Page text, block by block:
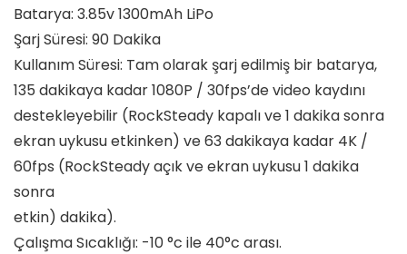
Batarya: 3.85v 1300mAh LiPo
Şarj Süresi: 90 Dakika
Kullanım Süresi: Tam olarak şarj edilmiş bir batarya,
135 dakikaya kadar 1080P / 30fps’de video kaydını
destekleyebilir (RockSteady kapalı ve 1 dakika sonra
ekran uykusu etkinken) ve 63 dakikaya kadar 4K /
60fps (RockSteady açık ve ekran uykusu 1 dakika
sonra
etkin) dakika).
Çalışma Sıcaklığı: -10 °c ile 40°c arası.